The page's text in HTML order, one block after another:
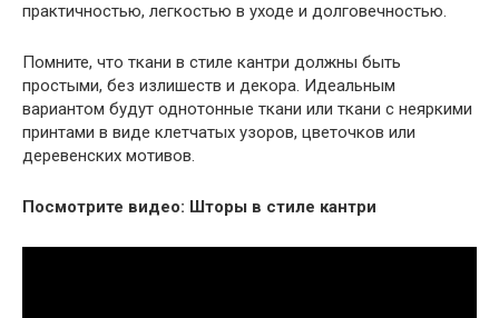
практичностью, легкостью в уходе и долговечностью.
Помните, что ткани в стиле кантри должны быть
простыми, без излишеств и декора. Идеальным
вариантом будут однотонные ткани или ткани с неяркими
принтами в виде клетчатых узоров, цветочков или
деревенских мотивов.
Посмотрите видео: Шторы в стиле кантри